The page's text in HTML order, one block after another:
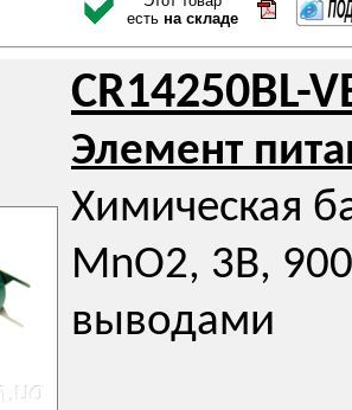
есть на складе
CR14250BL-
Элемент
Химическая
MnO2, 3В,
выводами